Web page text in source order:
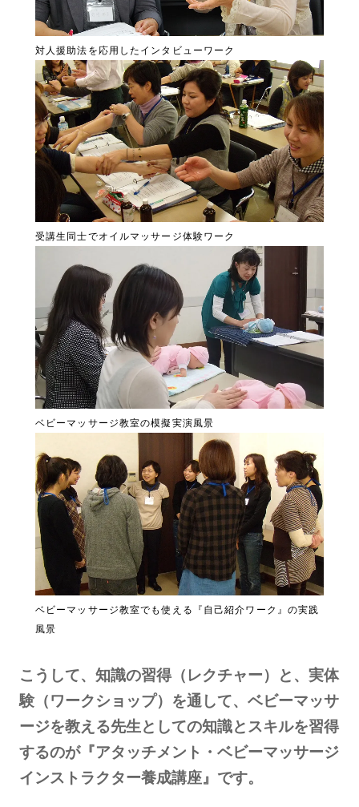
対人援助法を応用したインタビューワーク
受講生同士でオイルマッサージ体験ワーク
ベビーマッサージ教室の模擬実演風景
ベビーマッサージ教室でも使える『自己紹介ワーク』の実践
風景
こうして、知識の習得（レクチャー）と、実体
験（ワークショップ）を通して、ベビーマッサ
ージを教える先生としての知識とスキルを習得
するのが『アタッチメント・ベビーマッサージ
インストラクター養成講座』です。